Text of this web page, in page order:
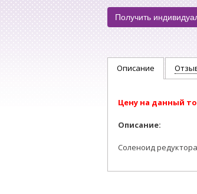
Получить
Описание
Цену на данный
Описание:
Соленоид